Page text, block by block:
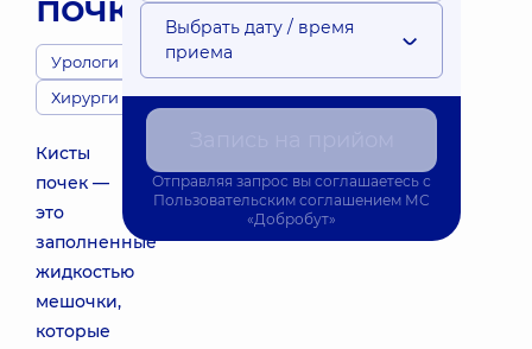
Урологи
Хирурги
Кисты
почек —
это
заполненные
жидкостью
мешочки,
которые
Выбрать дату / время
приема
Отправляя запрос вы соглашаетесь с
Пользовательским соглашением МС
«Добробут»